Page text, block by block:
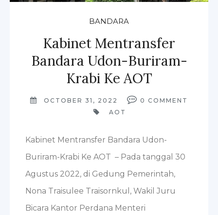
BANDARA
Kabinet Mentransfer
Bandara Udon-Buriram-
Krabi Ke AOT
OCTOBER 31, 2022 0 COMMENT
AOT
Kabinet Mentransfer Bandara Udon-
Buriram-Krabi Ke AOT – Pada tanggal 30
Agustus 2022, di Gedung Pemerintah,
Nona Traisulee Traisornkul, Wakil Juru
Bicara Kantor Perdana Menteri